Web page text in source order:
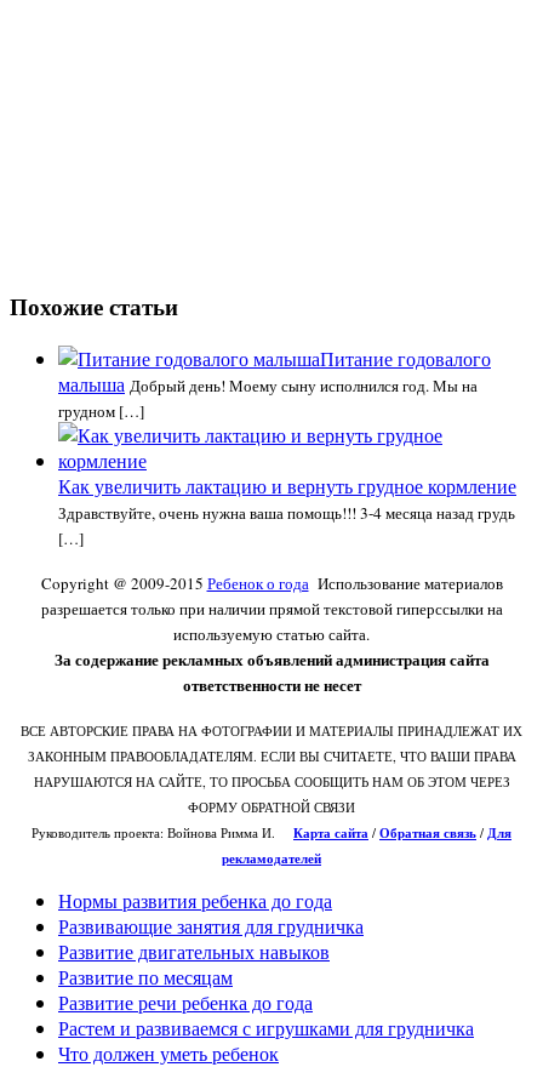
Похожие статьи
Питание годовалого
малыша Добрый день! Моему сыну исполнился год. Мы на
грудном […]
Как увеличить лактацию и вернуть грудное кормление
Здравствуйте, очень нужна ваша помощь!!! 3-4 месяца назад грудь
[…]
Copyright @ 2009-2015 Ребенок о года Использование материалов
разрешается только при наличии прямой текстовой гиперссылки на
используемую статью сайта.
За содержание рекламных объявлений администрация сайта
ответственности не несет
ВСЕ АВТОРСКИЕ ПРАВА НА ФОТОГРАФИИ И МАТЕРИАЛЫ ПРИНАДЛЕЖАТ ИХ
ЗАКОННЫМ ПРАВООБЛАДАТЕЛЯМ. ЕСЛИ ВЫ СЧИТАЕТЕ, ЧТО ВАШИ ПРАВА
НАРУШАЮТСЯ НА САЙТЕ, ТО ПРОСЬБА СООБЩИТЬ НАМ ОБ ЭТОМ ЧЕРЕЗ
ФОРМУ ОБРАТНОЙ СВЯЗИ
Руководитель проекта: Войнова Римма И. Карта сайта / Обратная связь / Для
рекламодателей
Нормы развития ребенка до года
Развивающие занятия для грудничка
Развитие двигательных навыков
Развитие по месяцам
Развитие речи ребенка до года
Растем и развиваемся с игрушками для грудничка
Что должен уметь ребенок